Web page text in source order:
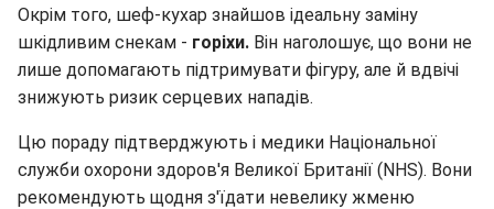
Окрім того, шеф-кухар знайшов ідеальну заміну
шкідливим снекам - горіхи. Він наголошує, що вони не
лише допомагають підтримувати фігуру, але й вдвічі
знижують ризик серцевих нападів.
Цю пораду підтверджують і медики Національної
служби охорони здоров'я Великої Британії (NHS). Вони
рекомендують щодня з'їдати невелику жменю